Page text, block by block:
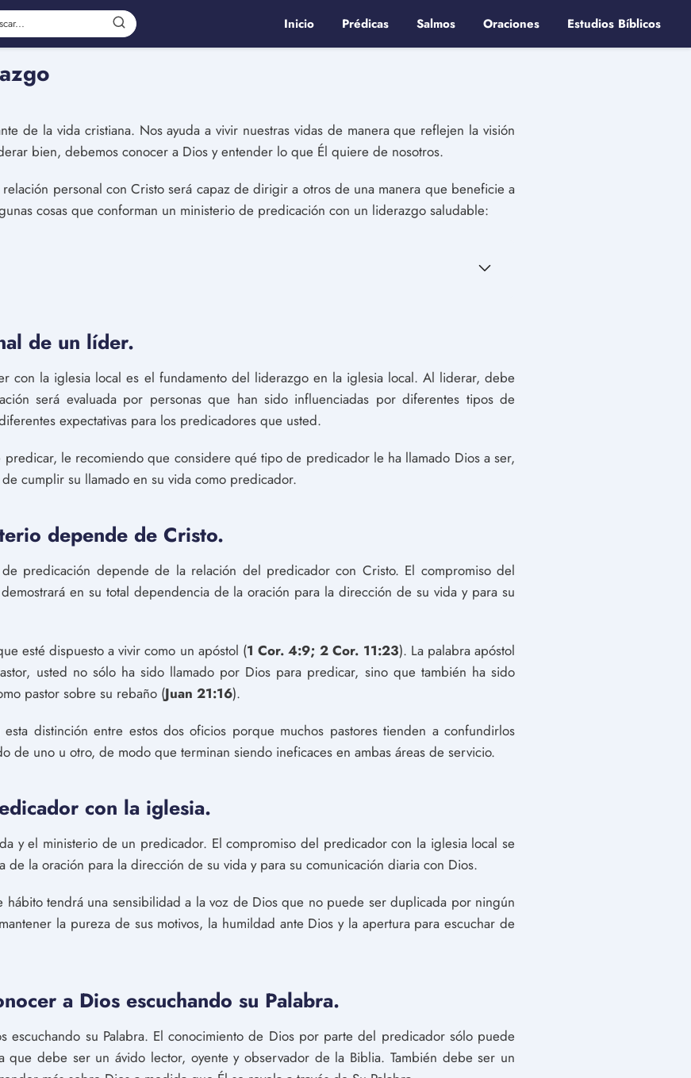
Inicio Prédicas Salmos Oraciones Estudios Bíblicos
de la vida cristiana. Nos ayuda a vivir nuestras vidas de manera que reflejen la visión
bien, debemos conocer a Dios y entender lo que Él quiere de nosotros.
personal con Cristo será capaz de dirigir a otros de una manera que beneficie a
cosas que conforman un ministerio de predicación con un liderazgo saludable:
de un líder.
con la iglesia local es el fundamento del liderazgo en la iglesia local. Al liderar, debe
será evaluada por personas que han sido influenciadas por diferentes tipos de
expectativas para los predicadores que usted.
predicar, le recomiendo que considere qué tipo de predicador le ha llamado Dios a ser,
cumplir su llamado en su vida como predicador.
depende de Cristo.
predicación depende de la relación del predicador con Cristo. El compromiso del
en su total dependencia de la oración para la dirección de su vida y para su
esté dispuesto a vivir como un apóstol (1 Cor. 4:9; 2 Cor. 11:23). La palabra apóstol
usted no sólo ha sido llamado por Dios para predicar, sino que también ha sido
pastor sobre su rebaño (Juan 21:16).
distinción entre estos dos oficios porque muchos pastores tienden a confundirlos
de uno u otro, de modo que terminan siendo ineficaces en ambas áreas de servicio.
con la iglesia.
y el ministerio de un predicador. El compromiso del predicador con la iglesia local se
de la oración para la dirección de su vida y para su comunicación diaria con Dios.
hábito tendrá una sensibilidad a la voz de Dios que no puede ser duplicada por ningún
la pureza de sus motivos, la humildad ante Dios y la apertura para escuchar de
a Dios escuchando su Palabra.
escuchando su Palabra. El conocimiento de Dios por parte del predicador sólo puede
que debe ser un ávido lector, oyente y observador de la Biblia. También debe ser un